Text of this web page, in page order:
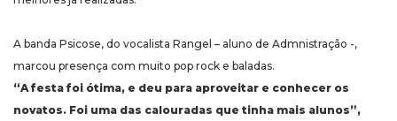
A banda Psicose, do vocalista Rangel – aluno de Admnistração -,
marcou presença com muito pop rock e baladas.
“A festa foi ótima, e deu para aproveitar e conhecer os
novatos. Foi uma das calouradas que tinha mais alunos”,